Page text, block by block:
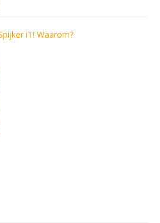
Huisautomatisering bij Spijker iT! Waarom?